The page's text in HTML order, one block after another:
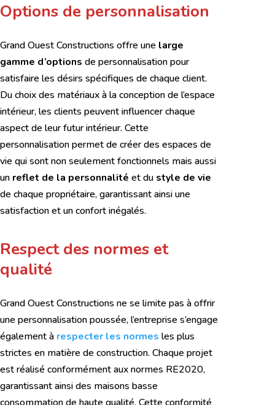
Options de personnalisation
Grand Ouest Constructions offre une large
gamme d’options de personnalisation pour
satisfaire les désirs spécifiques de chaque client.
Du choix des matériaux à la conception de l’espace
intérieur, les clients peuvent influencer chaque
aspect de leur futur intérieur. Cette
personnalisation permet de créer des espaces de
vie qui sont non seulement fonctionnels mais aussi
un reflet de la personnalité et du style de vie
de chaque propriétaire, garantissant ainsi une
satisfaction et un confort inégalés.
Respect des normes et
qualité
Grand Ouest Constructions ne se limite pas à offrir
une personnalisation poussée, l’entreprise s’engage
également à respecter les normes les plus
strictes en matière de construction. Chaque projet
est réalisé conformément aux normes RE2020,
garantissant ainsi des maisons basse